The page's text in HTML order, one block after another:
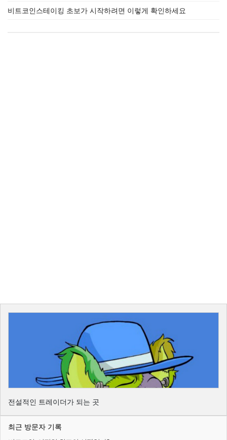
비트코인스테이킹 초보가 시작하려면 이렇게 확인하세요
전설적인 트레이더가 되는 곳
최근 방문자 기록